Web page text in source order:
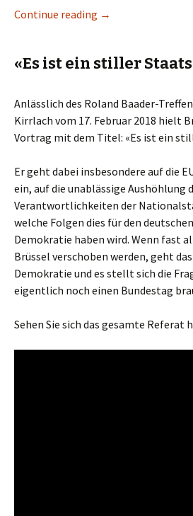
Continue reading totgedacht:
→
«Es ist ein stiller
Anlässlich des Roland Baader-
Kirrlach vom 17. Februar 2018 hielt
Vortrag mit dem Titel: «Es ist ein
Er geht dabei insbesondere auf die
ein, auf die unablässige Aushöhlung
Verantwortlichkeiten der
welche Folgen dies für den
Demokratie haben wird. Wenn fast
Brüssel verschoben werden, geht
Demokratie und es stellt sich die
eigentlich noch einen Bundestag
Sehen Sie sich das gesamte Referat